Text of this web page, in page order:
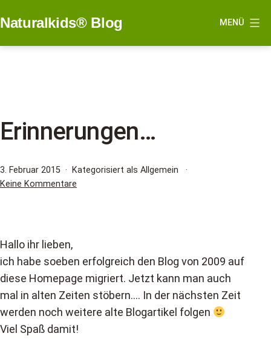
Inhalt
Naturalkids® Blog MENÜ
Erinnerungen…
Veröffentlicht
am
3. Februar 2015
Kategorisiert als Allgemein
Keine Kommentare
Hallo ihr lieben,
ich habe soeben erfolgreich den Blog von 2009 auf
diese Homepage migriert. Jetzt kann man auch
mal in alten Zeiten stöbern…. In der nächsten Zeit
werden noch weitere alte Blogartikel folgen
Viel Spaß damit!